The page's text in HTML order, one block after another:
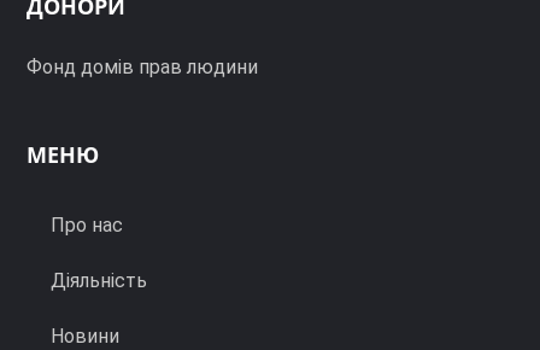
ДОНОРИ
Фонд домів прав людини
МЕНЮ
Про нас
Діяльність
Новини